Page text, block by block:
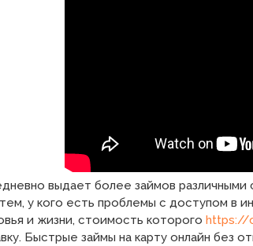
выдает более займов
у кого есть проблемы с доступом в
и жизни, стоимость которого https://
Быстрые займы на карту онлайн без